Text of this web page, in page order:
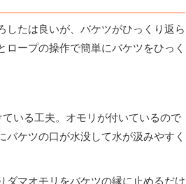
たは良いが、バケツがひっくり返ら
ープの操作で簡単にバケツをひっく
いる工夫。オモリが付いているので
ケツの口が水没して水が汲みやすく
ダマオモリをバケツの縁に止めるだけ